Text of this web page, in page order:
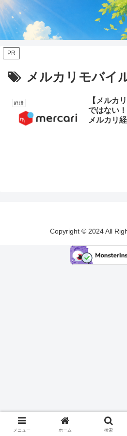
PR
メルカリモバイ
経済
【メルカ
ではない
メルカリ
Copyright © 2024 All
メニュー ホーム 検索